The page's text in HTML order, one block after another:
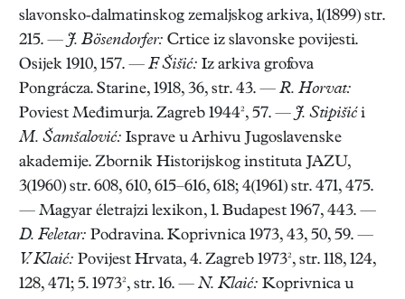
slavonsko-dalmatinskog zemaljskog arkiva, 1(1899) str.
215. — J. Bösendorfer: Crtice iz slavonske povijesti.
Osijek 1910, 157. — F. Šišić: Iz arkiva grofova
Pongrácza. Starine, 1918, 36, str. 43. — R. Horvat:
Poviest Međimurja. Zagreb 1944², 57. — J. Stipišić i
M. Šamšalović: Isprave u Arhivu Jugoslavenske
akademije. Zbornik Historijskog instituta JAZU,
3(1960) str. 608, 610, 615–616, 618; 4(1961) str. 471, 475.
— Magyar életrajzi lexikon, 1. Budapest 1967, 443. —
D. Feletar: Podravina. Koprivnica 1973, 43, 50, 59. —
V. Klaić: Povijest Hrvata, 4. Zagreb 1973², str. 118, 124,
128, 471; 5. 1973², str. 16. — N. Klaić: Koprivnica u